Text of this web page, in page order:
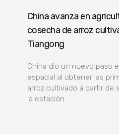
China avanza en
cosecha de arroz
Tiangong
China dio un nuevo paso
espacial al obtener las
arroz cultivado a partir de
la estación